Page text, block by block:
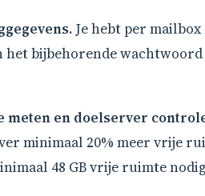
Je hebt per
bijbehorende wachtwoord
meten en doelserver
minimaal 20% meer vrije
48 GB vrije ruimte